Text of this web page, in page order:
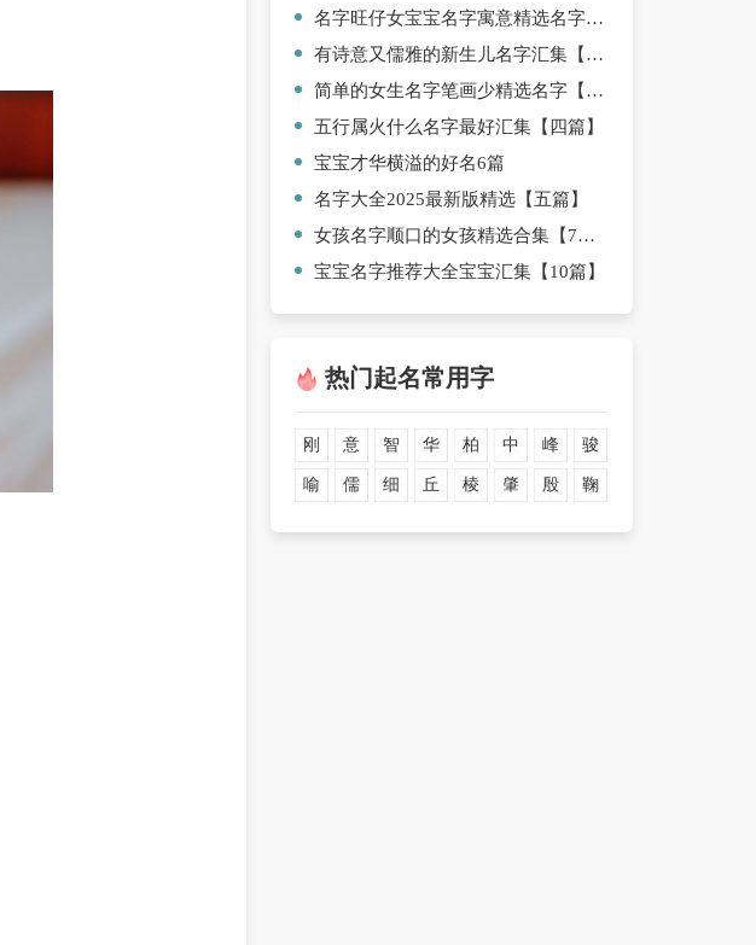
名字旺仔女宝宝名字寓意精选名字【7篇】
有诗意又儒雅的新生儿名字汇集【4篇】
简单的女生名字笔画少精选名字【8篇】
五行属火什么名字最好汇集【四篇】
宝宝才华横溢的好名6篇
名字大全2025最新版精选【五篇】
女孩名字顺口的女孩精选合集【7篇】
宝宝名字推荐大全宝宝汇集【10篇】
热门起名常用字
刚 意 智 华 柏 中 峰 骏
喻 儒 细 丘 棱 肇 殷 鞠